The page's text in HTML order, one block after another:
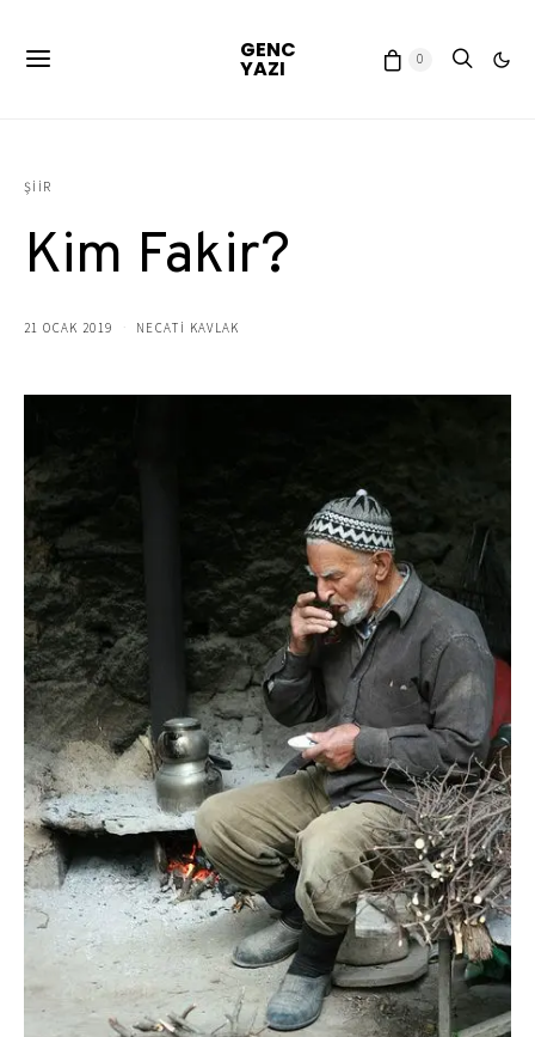
GENC
YAZI 0
ŞIIR
Kim Fakir?
21 OCAK 2019 NECATİ KAVLAK